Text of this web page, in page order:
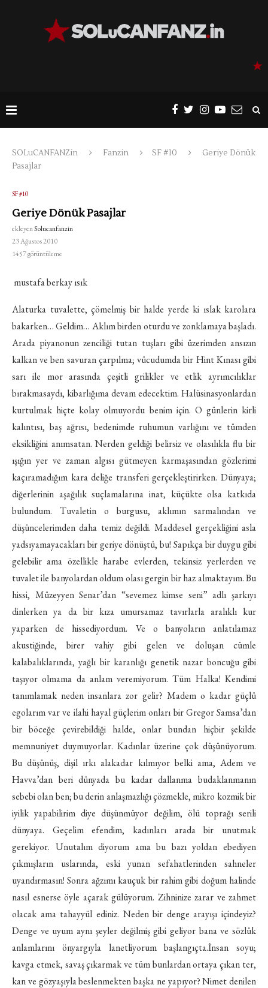
SOLuCANFANZin Fanzin SF #10
Geriye Dönük
Pasajlar
SF #10
Geriye Dönük Pasajlar
ekleyenSolucanfanzin
23 Ağustos 2010
1457görüntüleme
mustafa berkay ısık
Alaturka tuvalette, çömelmiş bir halde yerde ki ıslak karolara
bakarken… Geldim… Aklım birden oturdu ve zonklamaya başladı.
Arada piyanonun zenciliği tutan tuşları gibi üzerimden ansızın
kalkan ve ben savuran çarpılma; vücudumda bir Hint Kınası gibi
sarı ile mor arasında çeşitli grilikler ve etlik ayrımcılıklar
bırakmasaydı, kibarlığıma devam edecektim. Halüsinasyonlardan
kurtulmak hiçte kolay olmuyordu benim için. O günlerin kirli
kalıntısı, baş ağrısı, bedenimde ruhumun varlığını ve tümden
eksikliğini anımsatan. Nerden geldiği belirsiz ve olasılıkla flu bir
ışığın yer ve zaman algısı gütmeyen karmaşasından gözlerimi
kaçıramadığım kara deliğe transferi gerçekleştirirken. Dünyaya;
diğerlerinin aşağılık suçlamalarına inat, küçükte olsa katkıda
bulundum. Tuvaletin o burgusu, aklımın sarmalından ve
düşüncelerimden daha temiz değildi. Maddesel gerçekliğini asla
yadsıyamayacakları bir geriye dönüştü, bu! Sapıkça bir duygu gibi
gelebilir ama özellikle harabe evlerden, tekinsiz yerlerden ve
tuvalet ile banyolardan oldum olası gergin bir haz almaktayım. Bu
hissi, Müzeyyen Senar’dan “sevemez kimse seni” adlı şarkıyı
dinlerken ya da bir kıza umursamaz tavırlarla aralıklı kur
yaparken de hissediyordum. Ve o banyoların anlatılamaz
akustiğinde, birer vahiy gibi gelen ve doluşan cümle
kalabalıklarında, yağlı bir karanlığı genetik nazar boncuğu gibi
taşıyor olmama da anlam veremiyorum. Tüm Halka! Kendimi
tanımlamak neden insanlara zor gelir? Madem o kadar güçlü
egolarım var ve ilahi hayal güçlerim onları bir Gregor Samsa’dan
bir böceğe çevirebildiği halde, onlar bundan hiçbir şekilde
memnuniyet duymuyorlar. Kadınlar üzerine çok düşünüyorum.
Bu düşünüş, dişil ırkı alakadar kılmıyor belki ama, Adem ve
Havva’dan beri dünyada bu kadar dallanma budaklanmanın
sebebi olan ben; bu derin anlaşmazlığı çözmekle, mikro kozmik bir
iyilik yapabilirim diye düşünmüyor değilim, ölü toprağı serili
dünyaya. Geçelim efendim, kadınları arada bir unutmak
gerekiyor. Unutalım diyorum ama bu bazı yoldan ebediyen
çıkmışların uslarında, eski yunan sefahatlerinden sahneler
uyandırmasın! Sonra ağzımı kauçuk bir rahim gibi doğum halinde
nasıl esnerse öyle açarak gülüyorum. Zihninize zarar ve zahmet
olacak ama tahayyül ediniz. Neden bir denge arayışı içindeyiz?
Denge ve uyum aynı şeyler değilmiş gibi geliyor bana ve sözlük
anlamlarını önyargıyla lanetliyorum başlangıçta.İnsan soyu;
kavga etmek, savaş çıkarmak ve tüm bunlardan ortaya çıkan ter,
kan ve gözyaşıyla beslenmekten başka ne yapıyor? Nimet denilen